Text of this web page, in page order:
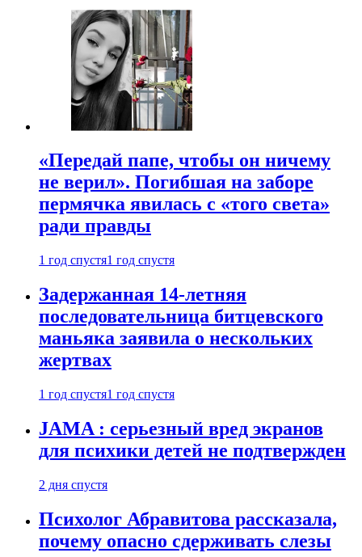
«Передай папе, чтобы он ничему
не верил». Погибшая на заборе
пермячка явилась с «того света»
ради правды
1 год спустя1 год спустя
Задержанная 14-летняя
последовательница битцевского
маньяка заявила о нескольких
жертвах
1 год спустя1 год спустя
JAMA : серьезный вред экранов
для психики детей не подтвержден
2 дня спустя
Психолог Абравитова рассказала,
почему опасно сдерживать слезы